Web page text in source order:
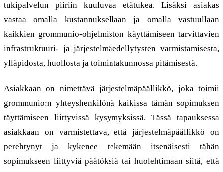
tukipalvelun piiriin kuuluvaa etätukea. Lisäksi asiakas
vastaa omalla kustannuksellaan ja omalla vastuullaan
kaikkien grommunio-ohjelmiston käyttämiseen tarvittavien
infrastruktuuri- ja järjestelmäedellytysten varmistamisesta,
ylläpidosta, huollosta ja toimintakunnossa pitämisestä.
Asiakkaan on nimettävä järjestelmäpäällikkö, joka toimii
grommunio:n yhteyshenkilönä kaikissa tämän sopimuksen
täyttämiseen liittyvissä kysymyksissä. Tässä tapauksessa
asiakkaan on varmistettava, että järjestelmäpäällikkö on
perehtynyt ja kykenee tekemään itsenäisesti tähän
sopimukseen liittyviä päätöksiä tai huolehtimaan siitä, että